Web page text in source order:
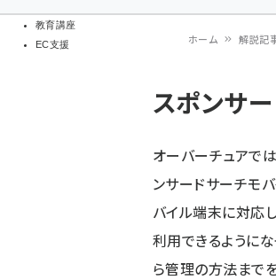
教育講座
EC支援
ン
く
ず
ホーム 解説記
スポンサ
オーバーチュアで
ンサードサーチモ
バイル端末に対応
利用できるように
ら管理の方法までを